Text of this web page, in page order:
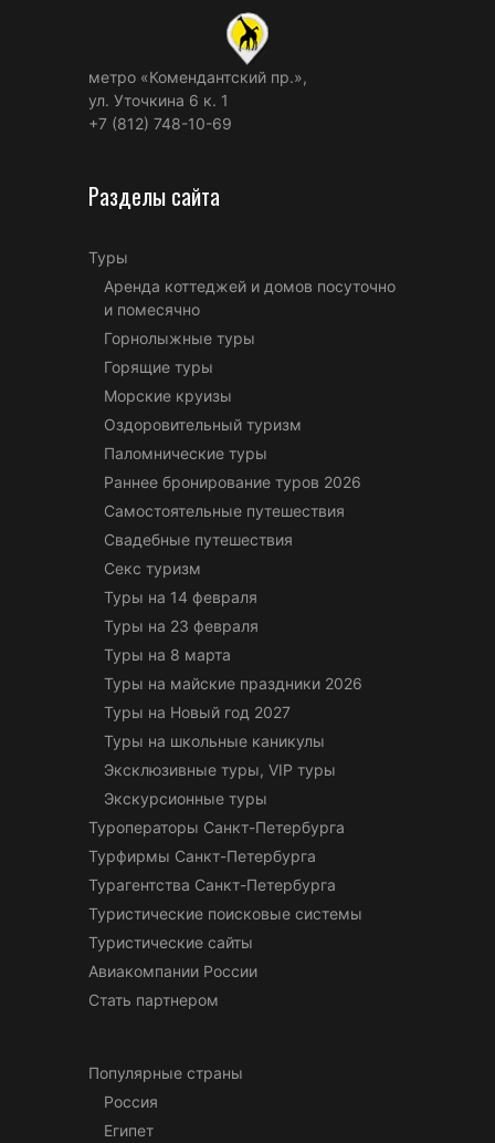
метро «Комендантский пр.»,
ул. Уточкина 6 к. 1
+7 (812) 748-10-69
Разделы сайта
Туры
Аренда коттеджей и домов посуточно
и помесячно
Горнолыжные туры
Горящие туры
Морские круизы
Оздоровительный туризм
Паломнические туры
Раннее бронирование туров 2026
Самостоятельные путешествия
Свадебные путешествия
Секс туризм
Туры на 14 февраля
Туры на 23 февраля
Туры на 8 марта
Туры на майские праздники 2026
Туры на Новый год 2027
Туры на школьные каникулы
Эксклюзивные туры, VIP туры
Экскурсионные туры
Туроператоры Санкт-Петербурга
Турфирмы Санкт-Петербурга
Турагентства Санкт-Петербурга
Туристические поисковые системы
Туристические сайты
Авиакомпании России
Стать партнером
Популярные страны
Россия
Египет